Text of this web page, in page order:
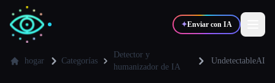
✦Enviar con IA
hogar Categorías
Detector y
humanizador de IA
UndetectableAI